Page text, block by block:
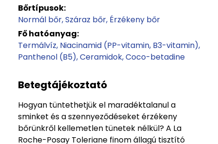
Bőrtípusok:
Normál bőr Száraz bőr Érzékeny bőr
Fő hatóanyag:
Termálvíz Niacinamid (PP-vitamin, B3-vitamin)
Panthenol (B5) Ceramidok Coco-betadine
Betegtájékoztató
Hogyan tüntethetjük el maradéktalanul a
sminket és a szennyeződéseket érzékeny
bőrünkről kellemetlen tünetek nélkül? A La
Roche-Posay Toleriane finom állagú tisztító